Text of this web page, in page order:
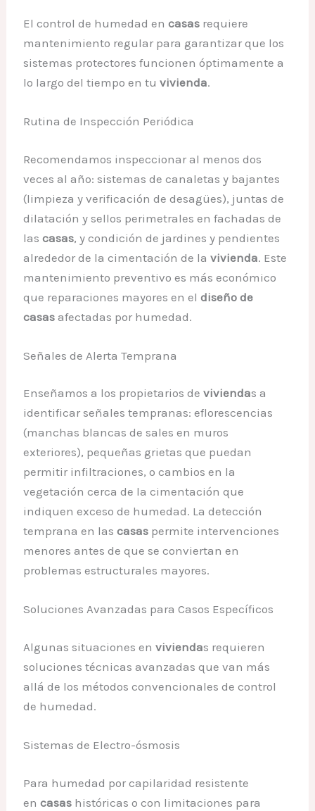
El control de humedad encasas requiere
mantenimiento regular para garantizar que los
sistemas protectores funcionen óptimamente a
lo largo del tiempo en tuvivienda.
Rutina de Inspección Periódica
Recomendamos inspeccionar al menos dos
veces al año: sistemas de canaletas y bajantes
(limpieza y verificación de desagües), juntas de
dilatación y sellos perimetrales en fachadas de
lascasas, y condición de jardines y pendientes
alrededor de la cimentación de lavivienda. Este
mantenimiento preventivo es más económico
que reparaciones mayores en eldiseño de
casas afectadas por humedad.
Señales de Alerta Temprana
Enseñamos a los propietarios deviviendas a
identificar señales tempranas: eflorescencias
(manchas blancas de sales en muros
exteriores), pequeñas grietas que puedan
permitir infiltraciones, o cambios en la
vegetación cerca de la cimentación que
indiquen exceso de humedad. La detección
temprana en lascasas permite intervenciones
menores antes de que se conviertan en
problemas estructurales mayores.
Soluciones Avanzadas para Casos Específicos
Algunas situaciones enviviendas requieren
soluciones técnicas avanzadas que van más
allá de los métodos convencionales de control
de humedad.
Sistemas de Electro-ósmosis
Para humedad por capilaridad resistente
encasas históricas o con limitaciones para